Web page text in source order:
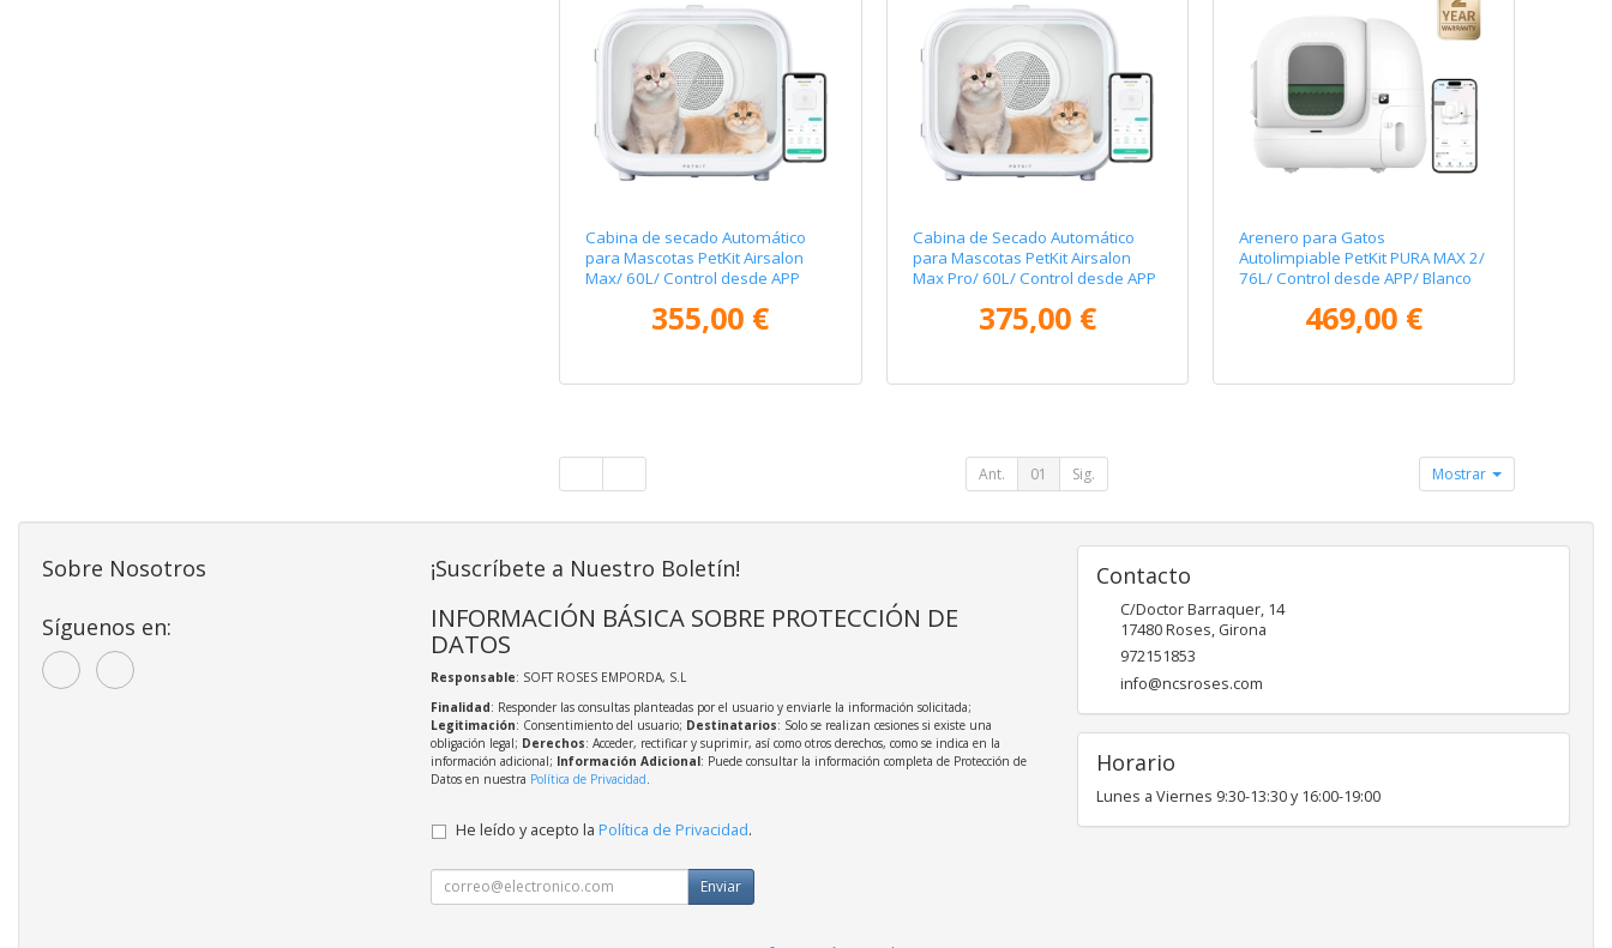
Cabina de secado Automático
para Mascotas PetKit Airsalon
Max/ 60L/ Control desde APP
355,00 €
Cabina de Secado Automático
para Mascotas PetKit Airsalon
Max Pro/ 60L/ Control desde APP
375,00 €
Arenero para Gatos
Autolimpiable PetKit PURA MAX 2/
76L/ Control desde APP/ Blanco
469,00 €
Ant. 01 Sig. Mostrar
Sobre Nosotros
Síguenos en:
¡Suscríbete a Nuestro Boletín!
INFORMACIÓN BÁSICA SOBRE PROTECCIÓN DE
DATOS
Responsable: SOFT ROSES EMPORDA, S.L
Finalidad: Responder las consultas planteadas por el usuario y enviarle la información solicitada;
Legitimación: Consentimiento del usuario; Destinatarios: Solo se realizan cesiones si existe una
obligación legal; Derechos: Acceder, rectificar y suprimir, así como otros derechos, como se indica en la
información adicional; Información Adicional: Puede consultar la información completa de Protección de
Datos en nuestra Política de Privacidad
He leído y acepto la Política de Privacidad.
Enviar
Contacto
C/Doctor Barraquer, 14
17480Roses, Girona
972151853
info@ncsroses.com
Horario
Lunes a Viernes 9:30-13:30 y 16:00-19:00